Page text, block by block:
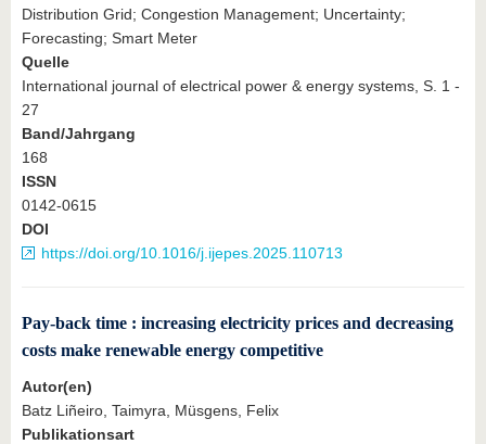
Distribution Grid; Congestion Management; Uncertainty;
Forecasting; Smart Meter
Quelle
International journal of electrical power & energy systems, S. 1 -
27
Band/Jahrgang
168
ISSN
0142-0615
DOI
https://doi.org/10.1016/j.ijepes.2025.110713
Pay-back time : increasing electricity prices and decreasing
costs make renewable energy competitive
Autor(en)
Batz Liñeiro, Taimyra, Müsgens, Felix
Publikationsart